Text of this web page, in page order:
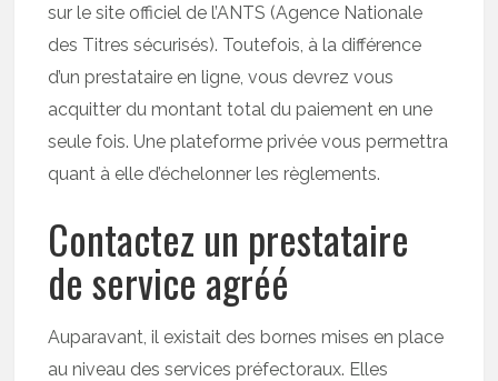
sur le site officiel de l’ANTS (Agence Nationale
des Titres sécurisés). Toutefois, à la différence
d’un prestataire en ligne, vous devrez vous
acquitter du montant total du paiement en une
seule fois. Une plateforme privée vous permettra
quant à elle d’échelonner les règlements.
Contactez un prestataire
de service agréé
Auparavant, il existait des bornes mises en place
au niveau des services préfectoraux. Elles